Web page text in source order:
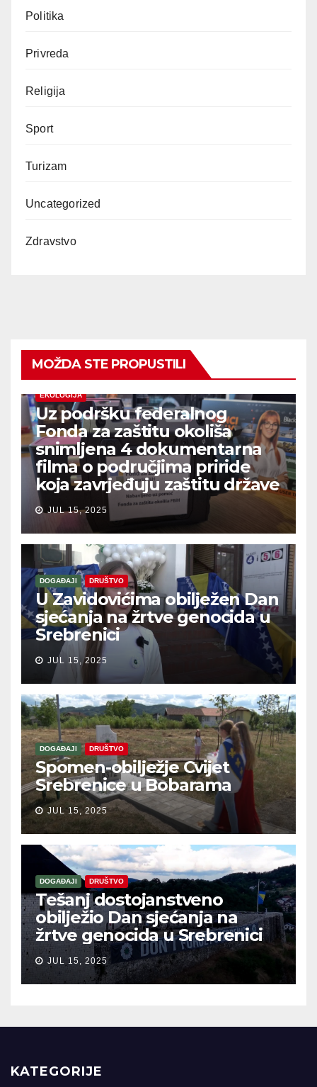
Politika
Privreda
Religija
Sport
Turizam
Uncategorized
Zdravstvo
MOŽDA STE PROPUSTILI
EKOLOGIJA
Uz podršku federalnog
Fonda za zaštitu okoliša
snimljena 4 dokumentarna
filma o područjima priride
koja zavrjeđuju zaštitu države
JUL 15, 2025
DOGAĐAJI DRUŠTVO
U Zavidovićima obilježen Dan
sjećanja na žrtve genocida u
Srebrenici
JUL 15, 2025
DOGAĐAJI DRUŠTVO
Spomen-obilježje Cvijet
Srebrenice u Bobarama
JUL 15, 2025
DOGAĐAJI DRUŠTVO
Tešanj dostojanstveno
obilježio Dan sjećanja na
žrtve genocida u Srebrenici
JUL 15, 2025
KATEGORIJE